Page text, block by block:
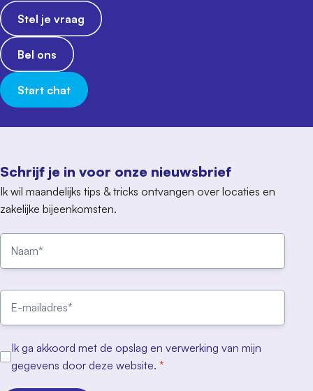
Schrijf je in voor onze nieuwsbrief
Ik wil maandelijks tips & tricks ontvangen over locaties en
zakelijke bijeenkomsten.
Ik ga akkoord met de opslag en verwerking van mijn
gegevens door deze website. *
Stel je vraag
Bel ons
Start chat